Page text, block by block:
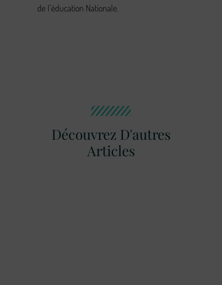
de l’éducation Nationale.
Découvrez D'autres
Articles